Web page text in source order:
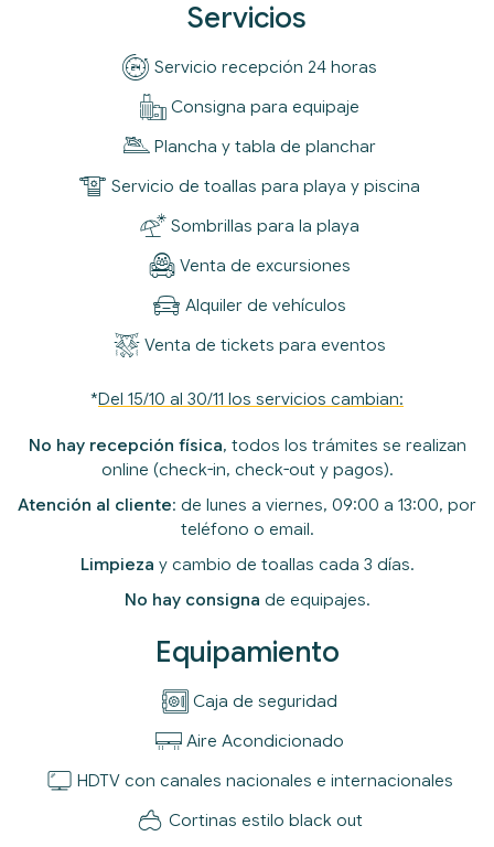
Servicios
Servicio recepción 24 horas
Consigna para equipaje
Plancha y tabla de planchar
Servicio de toallas para playa y piscina
Sombrillas para la playa
Venta de excursiones
Alquiler de vehículos
Venta de tickets para eventos
*Del 15/10 al 30/11 los servicios cambian:
No hay recepción física, todos los trámites se realizan
online (check-in, check-out y pagos).
Atención al cliente: de lunes a viernes, 09:00 a 13:00, por
teléfono o email.
Limpieza y cambio de toallas cada 3 días.
No hay consigna de equipajes.
Equipamiento
Caja de seguridad
Aire Acondicionado
HDTV con canalesnacionales e internacionales
Cortinas estilo black out